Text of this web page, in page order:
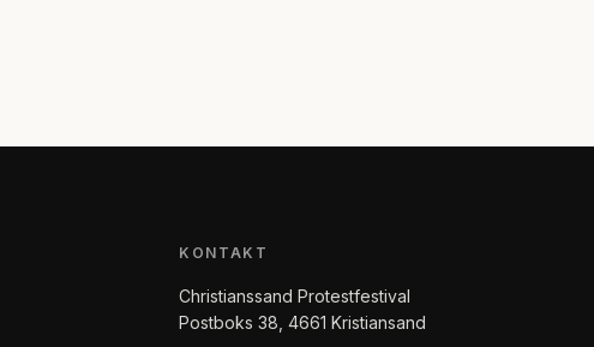
KONTAKT
Christianssand Protestfestival
Postboks 38, 4661 Kristiansand